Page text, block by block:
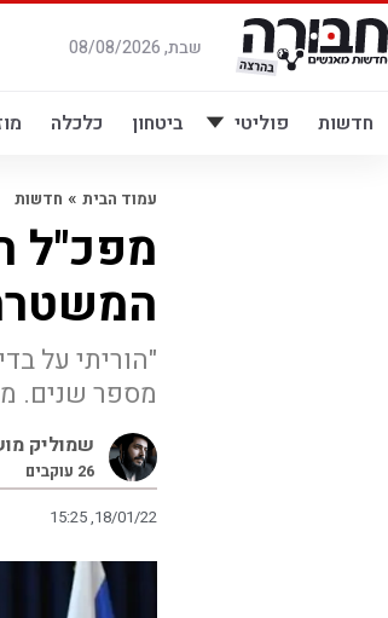
דלג
לתוכן
שבת, 08/08/2026
חדשות פוליטי ביטחון כלכלה
עמוד הבית » חדשות
מפכ"ל
"הוריתי על
מספר שנים.
שמוליק
26 עוקבים
15:25 ,18/01/22